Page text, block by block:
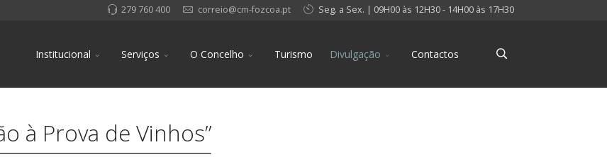
279 760 400 correio@cm-fozcoa.pt Seg. a Sex. | 09H00 às 12H30 - 14H00 às 17H30
Institucional Serviços O Concelho Turismo Divulgação Contactos
à Prova de Vinhos”